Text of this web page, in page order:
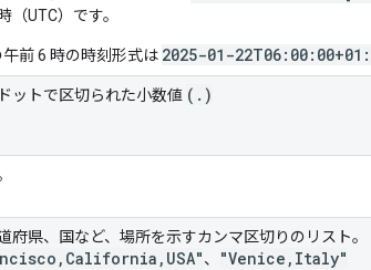
（UTC）です。
前 6 時の時刻形式は 2025-01-
ットで区切られた小数値 ( . )
府県、国など、場所を示すカンマ区切りのリスト。
、 "Venice,Italy"